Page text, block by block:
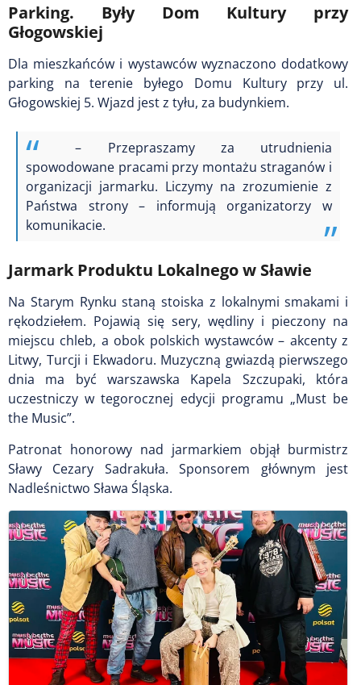
Parking. Były Dom Kultury przy
Głogowskiej
Dla mieszkańców i wystawców wyznaczono dodatkowy
parking na terenie byłego Domu Kultury przy ul.
Głogowskiej 5. Wjazd jest z tyłu, za budynkiem.
– Przepraszamy za utrudnienia
spowodowane pracami przy montażu straganów i
organizacji jarmarku. Liczymy na zrozumienie z
Państwa strony – informują organizatorzy w
komunikacie.
Jarmark Produktu Lokalnego w Sławie
Na Starym Rynku staną stoiska z lokalnymi smakami i
rękodziełem. Pojawią się sery, wędliny i pieczony na
miejscu chleb, a obok polskich wystawców – akcenty z
Litwy, Turcji i Ekwadoru. Muzyczną gwiazdą pierwszego
dnia ma być warszawska Kapela Szczupaki, która
uczestniczy w tegorocznej edycji programu „Must be
the Music”.
Patronat honorowy nad jarmarkiem objął burmistrz
Sławy Cezary Sadrakuła. Sponsorem głównym jest
Nadleśnictwo Sława Śląska.